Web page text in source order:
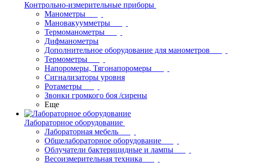
Контрольно-измерительные приборы
Манометры
Мановакуумметры
Термоманометры
Дифманометры
Дополнительное оборудование для манометров
Термометры
Напоромеры, Тягонапоромеры
Сигнализаторы уровня
Ротаметры
Звонки громкого боя /сирены
Еще
Лабораторное оборудование
Лабораторная мебель
Общелабораторное оборудование
Облучатели бактерицидные и лампы
Весоизмерительная техника